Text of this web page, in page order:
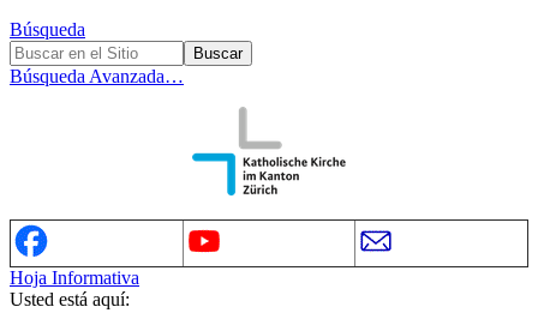
Búsqueda
Búsqueda Avanzada…
Hoja Informativa
Usted está aquí: